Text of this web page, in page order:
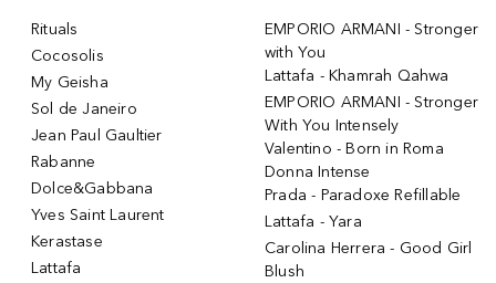
Rituals
Cocosolis
My Geisha
Sol de Janeiro
Jean Paul Gaultier
Rabanne
Dolce&Gabbana
Yves Saint Laurent
Kerastase
Lattafa
EMPORIO ARMANI - Stronger
with You
Lattafa - Khamrah Qahwa
EMPORIO ARMANI - Stronger
With You Intensely
Valentino - Born in Roma
Donna Intense
Prada - Paradoxe Refillable
Lattafa - Yara
Carolina Herrera - Good Girl
Blush